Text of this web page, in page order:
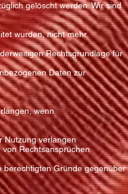
gelöscht werden. Wir sind
wurden, nicht mehr
Rechtsgrundlage für
Daten zur
wenn
Nutzung verlangen
Rechtsansprüchen
berechtigten Gründe gegenüber